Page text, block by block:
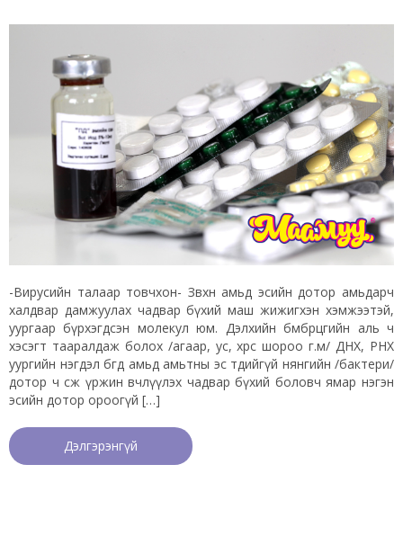
-Вирусийн талаар товчхон- Зөвхөн амьд эсийн дотор амьдарч
халдвар дамжуулах чадвар бүхий маш жижигхэн хэмжээтэй,
уургаар бүрхэгдсэн молекул юм. Дэлхийн бөмбөрцгийн аль ч
хэсэгт тааралдаж болох /агаар, ус, хөрс шороо г.м/ ДНХ, РНХ
уургийн нэгдэл бөгөөд амьд амьтны эс төдийгүй нянгийн /бактери/
дотор ч өсөж үржин өвчлүүлэх чадвар бүхий боловч ямар нэгэн
эсийн дотор ороогүй […]
Дэлгэрэнгүй